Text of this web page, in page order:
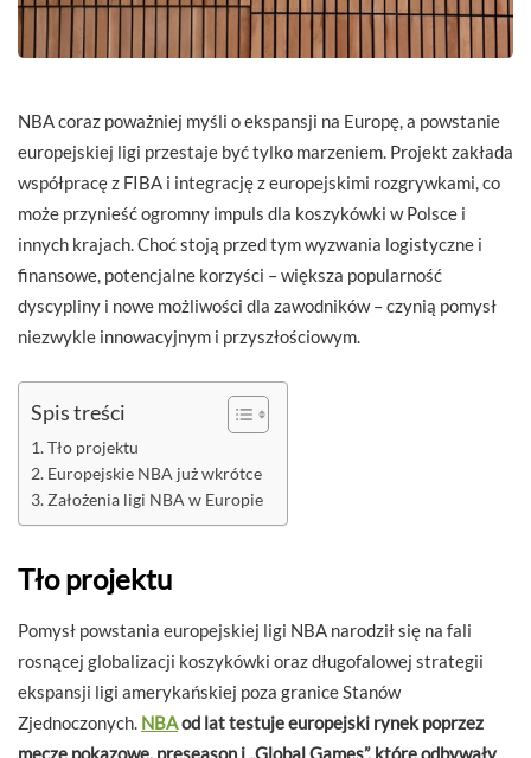
NBA coraz poważniej myśli o ekspansji na Europę, a powstanie
europejskiej ligi przestaje być tylko marzeniem. Projekt zakłada
współpracę z FIBA i integrację z europejskimi rozgrywkami, co
może przynieść ogromny impuls dla koszykówki w Polsce i
innych krajach. Choć stoją przed tym wyzwania logistyczne i
finansowe, potencjalne korzyści – większa popularność
dyscypliny i nowe możliwości dla zawodników – czynią pomysł
niezwykle innowacyjnym i przyszłościowym.
Spis treści
Tło projektu
Europejskie NBA już wkrótce
Założenia ligi NBA w Europie
Tło projektu
Pomysł powstania europejskiej ligi NBA narodził się na fali
rosnącej globalizacji koszykówki oraz długofalowej strategii
ekspansji ligi amerykańskiej poza granice Stanów
Zjednoczonych. NBAod lat testuje europejski rynek poprzez
mecze pokazowe, preseason i „Global Games”, które odbywały